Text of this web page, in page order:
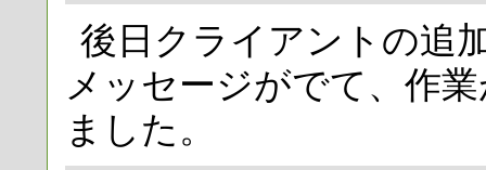
後日クライアントの追
メッセージがでて、作
ました。